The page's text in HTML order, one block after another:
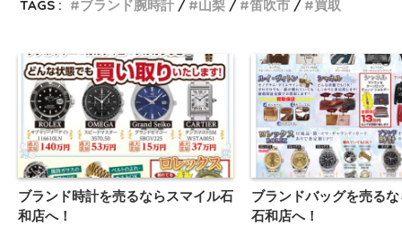
TAGS :
ブランド腕時計 山梨 笛吹市 買取
ブランド時計を売るならスマイル石
和店へ！
ブランドバッグを売る
石和店へ！